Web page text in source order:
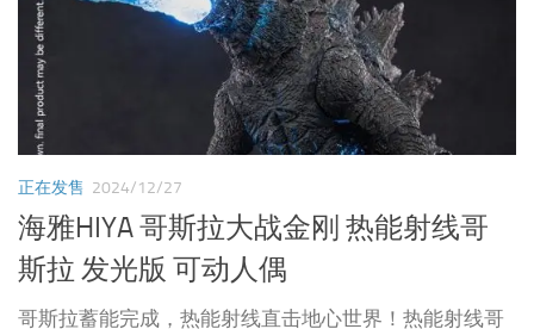
正在发售 2024/12/27
海雅HIYA 哥斯拉大战金刚 热能射线哥
斯拉 发光版 可动人偶
哥斯拉蓄能完成，热能射线直击地心世界！热能射线哥